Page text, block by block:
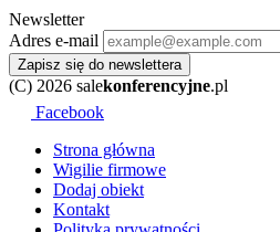
Newsletter
Adres e-mail
Zapisz się do newslettera
(C) 2026 salekonferencyjne.pl
Facebook
Strona główna
Wigilie firmowe
Dodaj obiekt
Kontakt